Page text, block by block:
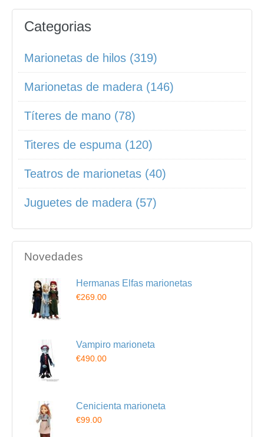
Categorias
Marionetas de hilos (319)
Marionetas de madera (146)
Títeres de mano (78)
Titeres de espuma (120)
Teatros de marionetas (40)
Juguetes de madera (57)
Novedades
Hermanas Elfas marionetas
€269.00
Vampiro marioneta
€490.00
Cenicienta marioneta
€99.00